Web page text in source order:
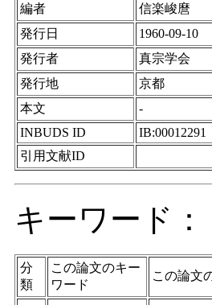
編者
信楽峻麿
発行日
1960-09-10
発行者
真宗学会
発行地
京都
本文
-
INBUDS ID
IB:00012291
引用文献ID
キーワード：
分
類
この論文のキー
ワード
この論文